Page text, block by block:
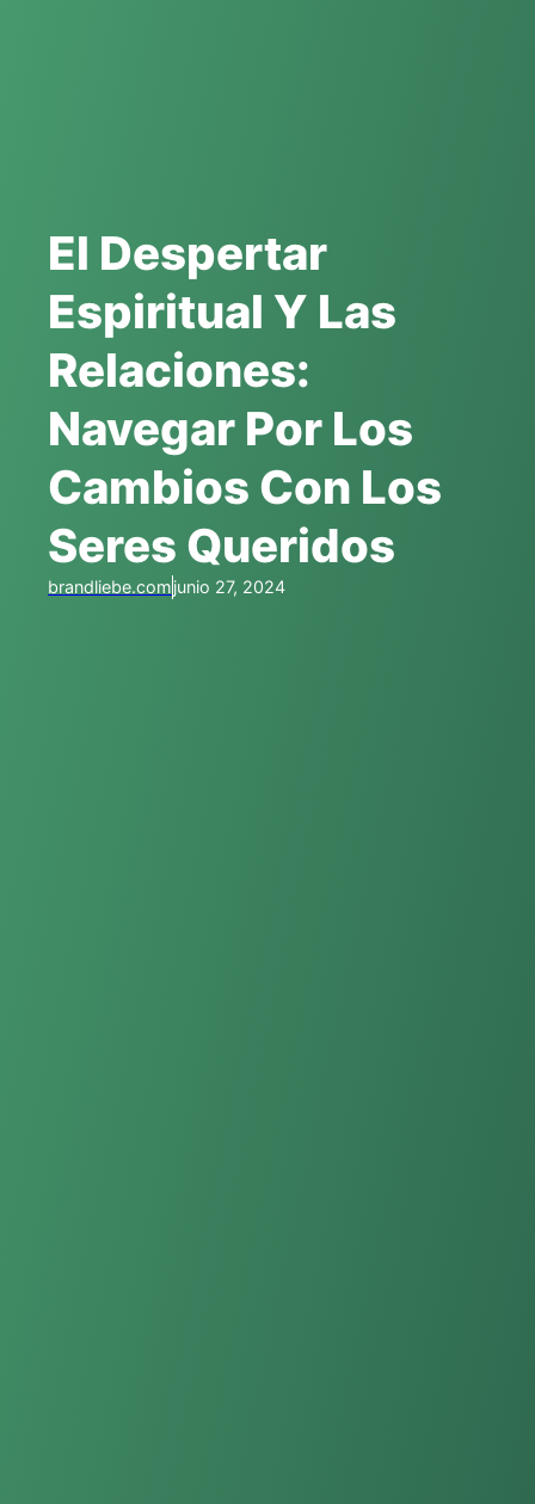
El Despertar
Espiritual Y Las
Relaciones:
Navegar Por Los
Cambios Con Los
Seres Queridos
brandliebe.comjunio 27, 2024